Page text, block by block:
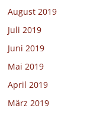
August 2019
Juli 2019
Juni 2019
Mai 2019
April 2019
März 2019